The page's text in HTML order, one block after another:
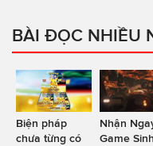
BÀI ĐỌC NHIỀU
Biện pháp
chưa từng có
Nhận
Game Sinh